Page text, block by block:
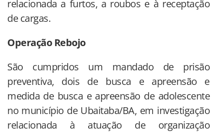
relacionada a furtos, a roubos e à receptação
de cargas.
Operação Rebojo
São cumpridos um mandado de prisão
preventiva, dois de busca e apreensão e
medida de busca e apreensão de adolescente
no município de Ubaitaba/BA, em investigação
relacionada à atuação de organização